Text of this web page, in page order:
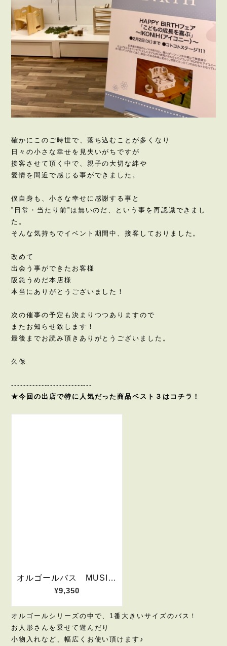
確かにこのご時世で、落ち込むことが多くなり
日々の小さな幸せを見失いがちですが
接客させて頂く中で、親子の大切な絆や
愛情を間近で感じる事ができました。
僕自身も、小さな幸せに感謝する事と
”日常・当たり前”は無いのだ、という事を再認識できまし
た。
そんな気持ちでイベント期間中、接客しておりました。
改めて
出会う事ができたお客様
阪急うめだ本店様
本当にありがとうございました！
次の催事の予定も決まりつつありますので
またお知らせ致します！
最後までお読み頂きありがとうございました。
久保
---------------------------
★今回の出店で特に人気だった商品ベスト３はコチラ！
オルゴールシリーズの中で、1番大きいサイズのバス！
お人形さんを乗せて遊んだり
小物入れなど、幅広くお使い頂けます♪